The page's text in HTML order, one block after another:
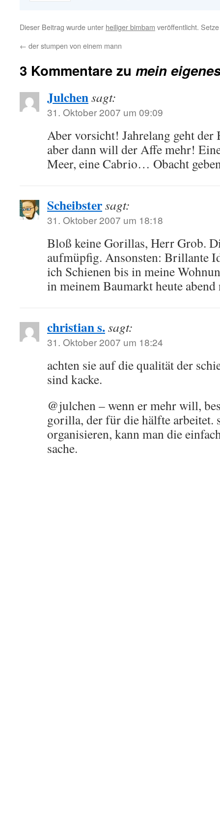
Dieser Beitrag wurde unter heiliger bimbam veröffentlicht.
← der stumpen von einem mann
3 Kommentare zu mein
Julchensagt:
31. Oktober 2007 um 09:09
Aber vorsicht! Jahrelang geht der
aber dann will der Affe mehr!
Meer, eine Cabrio… Obacht
Scheibstersagt:
31. Oktober 2007 um 18:18
Bloß keine Gorillas, Herr Grob.
aufmüpfig. Ansonsten: Brillante
ich Schienen bis in meine
in meinem Baumarkt heute
christian s.sagt:
31. Oktober 2007 um 18:24
achten sie auf die qualität der
sind kacke.
@julchen – wenn er mehr will,
gorilla, der für die hälfte arbeitet.
organisieren, kann man die
sache.